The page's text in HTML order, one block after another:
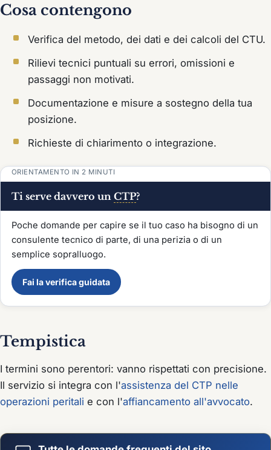
Cosa contengono
Verifica del metodo, dei dati e dei calcoli del CTU.
Rilievi tecnici puntuali su errori, omissioni e
passaggi non motivati.
Documentazione e misure a sostegno della tua
posizione.
Richieste di chiarimento o integrazione.
ORIENTAMENTO IN 2 MINUTI
Ti serve davvero un CTP?
Poche domande per capire se il tuo caso ha bisogno di un
consulente tecnico di parte, di una perizia o di un
semplice sopralluogo.
Fai la verifica guidata
Tempistica
I termini sono perentori: vanno rispettati con precisione.
Il servizio si integra con l'assistenza del CTP nelle
operazioni peritali e con l'affiancamento all'avvocato.